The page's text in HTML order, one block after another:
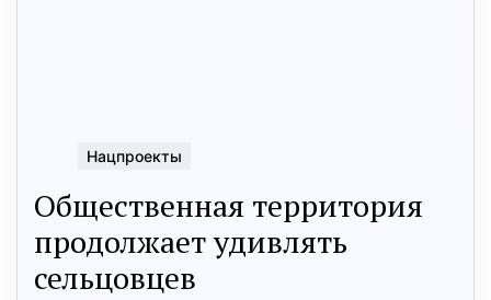
Нацпроекты
Общественная территория
продолжает удивлять
сельцовцев